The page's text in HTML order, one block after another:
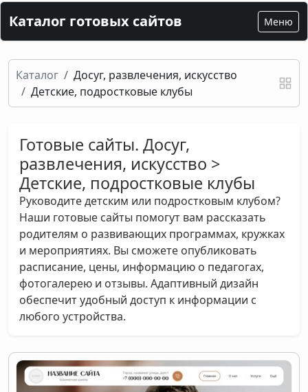
Каталог готовых сайтов Меню
Каталог
Досуг, развлечения, искусство
Детские, подростковые клубы
Готовые сайты. Досуг,
развлечения, искусство >
Детские, подростковые клубы
Руководите детским или подростковым клубом?
Наши готовые сайты помогут вам рассказать
родителям о развивающих программах, кружках
и мероприятиях. Вы сможете опубликовать
расписание, цены, информацию о педагогах,
фотогалерею и отзывы. Адаптивный дизайн
обеспечит удобный доступ к информации с
любого устройства.